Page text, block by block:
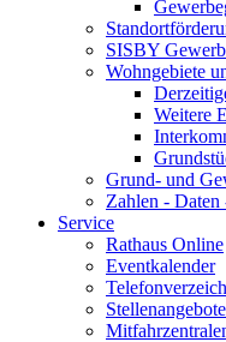
SISBY
Wohngebiete
Weitere
Grund- und
Zahlen - Daten
Service
Rathaus Online
Eventkalender